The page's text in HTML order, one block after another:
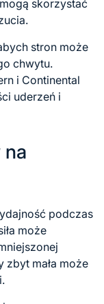
skorzystać
stron może
chwytu.
i Continental
uderzeń i
na
podczas
może
zbyt mała może